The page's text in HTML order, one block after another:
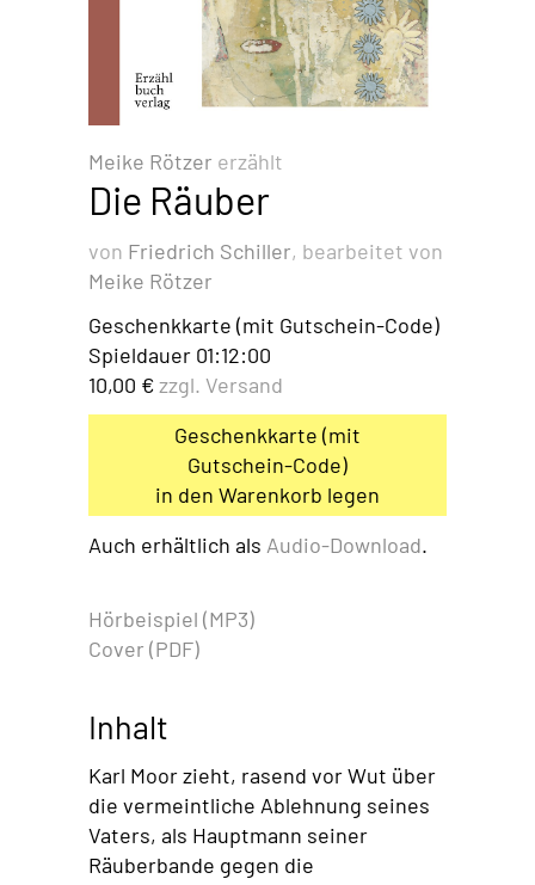
Meike Rötzer erzählt
Die Räuber
von Friedrich Schiller, bearbeitet von
Meike Rötzer
Geschenkkarte (mit Gutschein-Code)
Spieldauer 01:12:00
10,00 €zzgl. Versand
Geschenkkarte (mit
Gutschein-Code)
in den Warenkorb legen
Auch erhältlich als Audio-Download.
Hörbeispiel (MP3)
Cover (PDF)
Inhalt
Karl Moor zieht, rasend vor Wut über
die vermeintliche Ablehnung seines
Vaters, als Hauptmann seiner
Räuberbande gegen die